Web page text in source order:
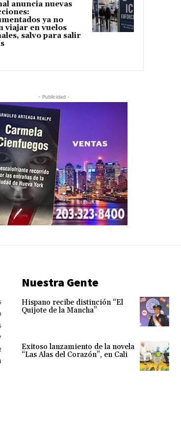
anuncia nuevas
ya no
viajar en vuelos
salvo para salir
- Publicidad -
Nuestra Gente
Hispano recibe distinción “El
Quijote de la Mancha”
Exitoso lanzamiento de la novela
“Las Alas del Corazón”, en Cali